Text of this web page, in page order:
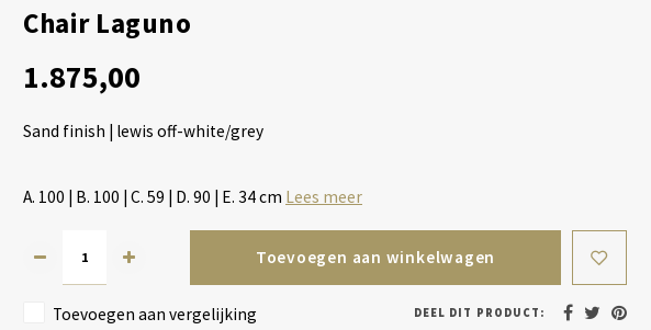
Chair Laguno
1.875,00
Sand finish | lewis off-white/grey
A. 100 | B. 100 | C. 59 | D. 90 | E. 34 cm Lees meer
Toevoegen aan winkelwagen
Toevoegen aan vergelijking DEEL DIT PRODUCT: